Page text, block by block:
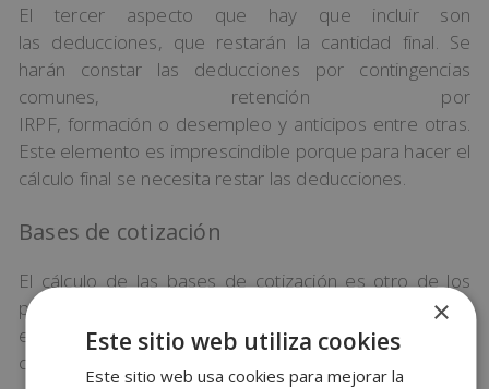
El tercer aspecto que hay que incluir son
las deducciones, que restarán la cantidad final. Se
harán constar las deducciones por contingencias
comunes, retención por
IRPF, formación o desempleo y anticipos entre otras.
Este elemento es imprescindible porque para hacer el
cálculo final se necesita restar las deducciones.
Bases de cotización
El cálculo de las bases de cotización es otro de los
pasos fundamentales en las nóminas. No en vano, sin
esta información, no se puede confeccionar
correctamente el documento.
×
Este sitio web utiliza cookies
Este sitio web usa cookies para mejorar la